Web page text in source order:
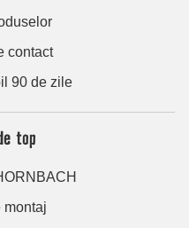
contact
90 de zile
top
montaj